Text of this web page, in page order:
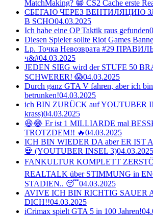
MatchMaking? 😁 CS2 Cache erste
СБЕГАЮ ЧЕРЕЗ ВЕНТИЛЯЦИЮ
В SCHO04.03.2025
Ich habe eine OP Taktik raus gefunden
Diesen Spieler sollte Riot Games
Lp. Точка Невозврата #29
ч&#04.03.2025
JEDEN SIEG wird der STUFE 50
SCHWERER! 😱04.03.2025
Durch ganz GTA V fahren, aber ich
betrunken!04.03.2025
ich BIN ZURÜCK auf YOUTUBER
krass)04.03.2025
😆😂 Er ist 1 MILLIARDE mal
TROTZDEM!! 🔥04.03.2025
ICH BIN WIEDER DA aber ER IST
💀 (YOUTUBER INSEL 3)04.03.2025
FANKULTUR KOMPLETT
REALTALK über STIMMUNG in
STADIEN.. 😴04.03.2025
AVIVE ICH BIN RICHTIG SAUER
DICH!!04.03.2025
iCrimax spielt GTA 5 in 100 Jahren!